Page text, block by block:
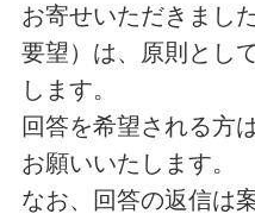
お寄せいただきまし
要望）は、原則とし
します。
回答を希望される方
お願いいたします。
なお、回答の返信は